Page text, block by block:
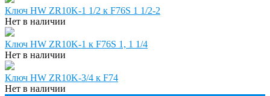
Ключ HW ZR10K-1 1/2 к F76S 1 1/2-2
Нет в наличии
Ключ HW ZR10K-1 к F76S 1, 1 1/4
Нет в наличии
Ключ HW ZR10K-3/4 к F74
Нет в наличии